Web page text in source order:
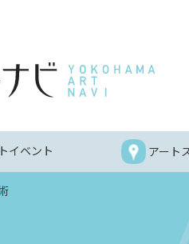
イベント アート